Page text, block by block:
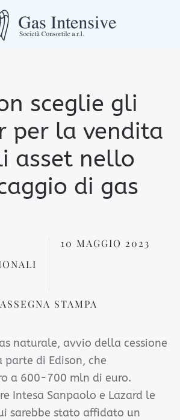
content
sceglie gli
per la vendita
asset nello
di gas
10 MAGGIO 2023
STAMPA
naturale, avvio della cessione
di Edison, che
a 600-700 mln di euro.
Intesa Sanpaolo e Lazard le
sarebbe stato affidato un